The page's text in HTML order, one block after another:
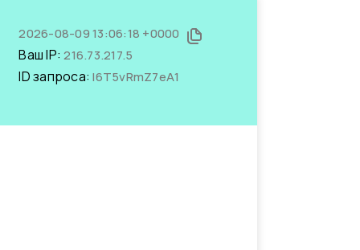
2026-08-09 13:06:18 +0000
Ваш IP:216.73.217.5
ID запроса:I6T5vRmZ7eA1